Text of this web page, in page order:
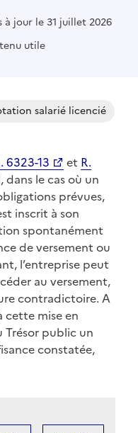
à jour le 31 juillet 2026
utile
salarié licencié
6323-13 et R.
le cas où un
prévues,
inscrit à son
spontanément
de versement ou
l’entreprise peut
au versement,
contradictoire. A
cette mise en
Trésor public un
constatée,